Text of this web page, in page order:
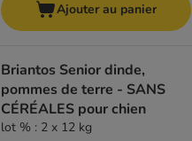
Ajouter au panier
Briantos Senior dinde,
pommes de terre - SANS
CÉRÉALES pour chien
lot % : 2 x 12 kg